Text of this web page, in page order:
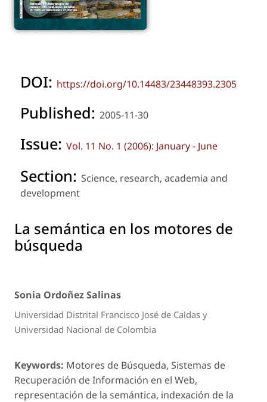
DOI: https://doi.org/10.14483/23448393.2305
Published: 2005-11-30
Issue: Vol. 11 No. 1 (2006): January - June
Section: Science, research, academia and
development
La semántica en los motores de
búsqueda
Sonia Ordoñez Salinas
Universidad Distrital Francisco José de Caldas y
Universidad Nacional de Colombia
Keywords: Motores de Búsqueda, Sistemas de
Recuperación de Información en el Web,
representación de la semántica, indexación de la